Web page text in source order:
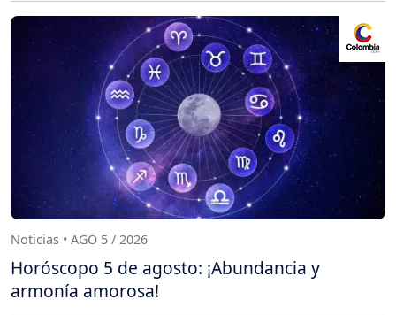
Noticias • AGO 5 / 2026
Horóscopo 5 de agosto: ¡Abundancia y
armonía amorosa!